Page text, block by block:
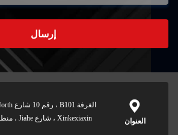
إرسال
العنوان
Xinkexiaxin ، شارع Jiahe ، منطقة Baiyun ، قوانغتشو